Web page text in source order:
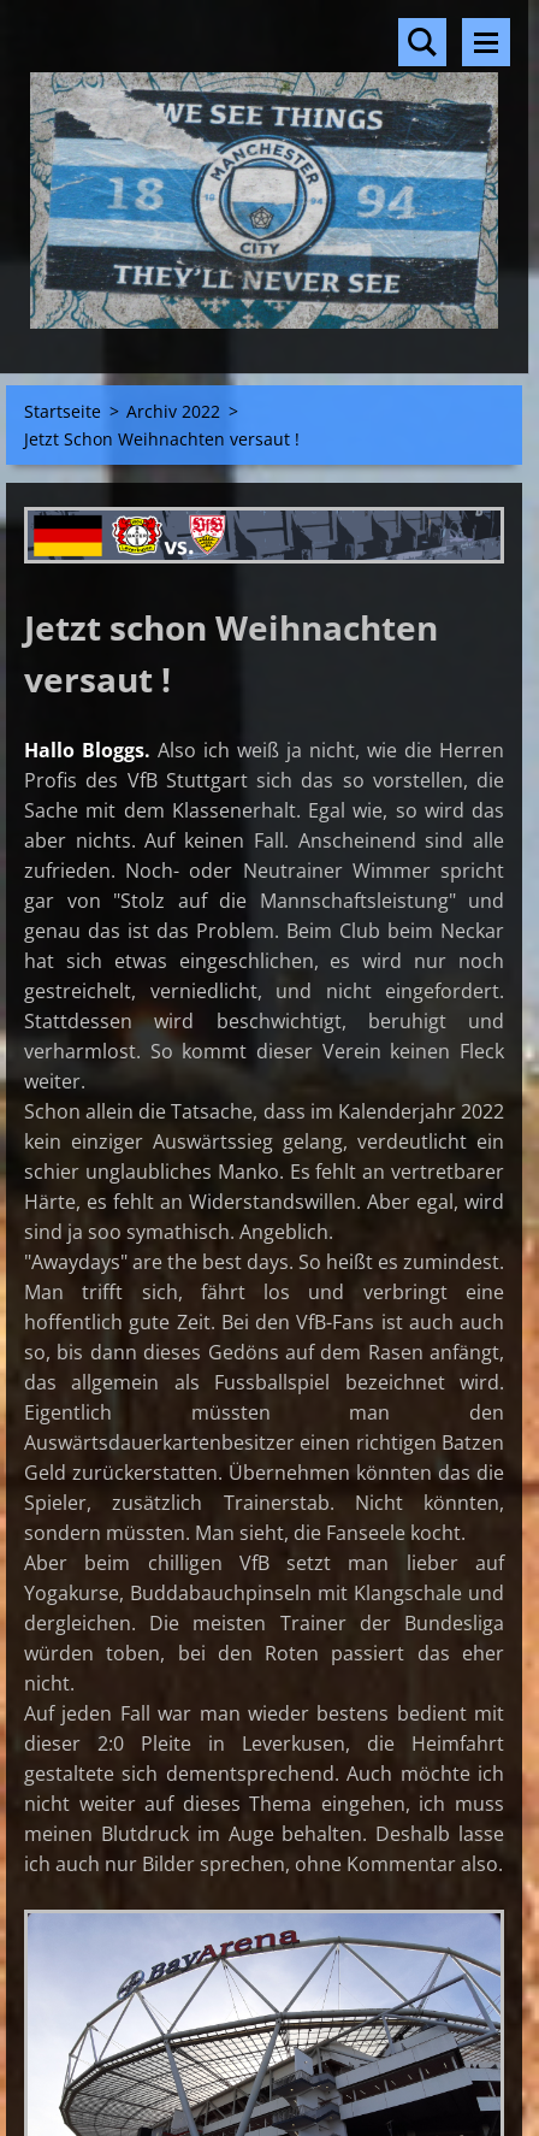
Startseite > Archiv 2022 >
Jetzt Schon Weihnachten versaut !
Jetzt schon Weihnachten
versaut !
Hallo Bloggs. Also ich weiß ja nicht, wie die Herren
Profis des VfB Stuttgart sich das so vorstellen, die
Sache mit dem Klassenerhalt. Egal wie, so wird das
aber nichts. Auf keinen Fall. Anscheinend sind alle
zufrieden. Noch- oder Neutrainer Wimmer spricht
gar von "Stolz auf die Mannschaftsleistung" und
genau das ist das Problem. Beim Club beim Neckar
hat sich etwas eingeschlichen, es wird nur noch
gestreichelt, verniedlicht, und nicht eingefordert.
Stattdessen wird beschwichtigt, beruhigt und
verharmlost. So kommt dieser Verein keinen Fleck
weiter.
Schon allein die Tatsache, dass im Kalenderjahr 2022
kein einziger Auswärtssieg gelang, verdeutlicht ein
schier unglaubliches Manko. Es fehlt an vertretbarer
Härte, es fehlt an Widerstandswillen. Aber egal, wird
sind ja soo symathisch. Angeblich.
"Awaydays" are the best days. So heißt es zumindest.
Man trifft sich, fährt los und verbringt eine
hoffentlich gute Zeit. Bei den VfB-Fans ist auch auch
so, bis dann dieses Gedöns auf dem Rasen anfängt,
das allgemein als Fussballspiel bezeichnet wird.
Eigentlich müssten man den
Auswärtsdauerkartenbesitzer einen richtigen Batzen
Geld zurückerstatten. Übernehmen könnten das die
Spieler, zusätzlich Trainerstab. Nicht könnten,
sondern müssten. Man sieht, die Fanseele kocht.
Aber beim chilligen VfB setzt man lieber auf
Yogakurse, Buddabauchpinseln mit Klangschale und
dergleichen. Die meisten Trainer der Bundesliga
würden toben, bei den Roten passiert das eher
nicht.
Auf jeden Fall war man wieder bestens bedient mit
dieser 2:0 Pleite in Leverkusen, die Heimfahrt
gestaltete sich dementsprechend. Auch möchte ich
nicht weiter auf dieses Thema eingehen, ich muss
meinen Blutdruck im Auge behalten. Deshalb lasse
ich auch nur Bilder sprechen, ohne Kommentar also.